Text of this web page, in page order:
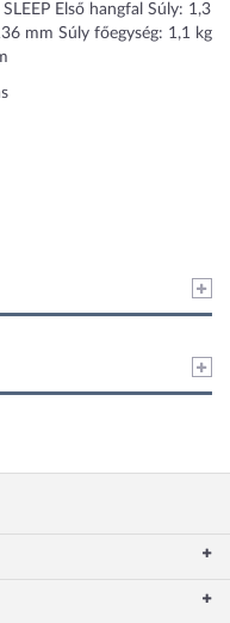
Első hangfal Súly: 1,3
mm Súly főegység: 1,1 kg